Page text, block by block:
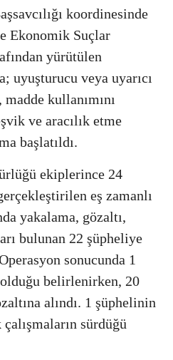
koordinesinde
Ekonomik Suçlar
yürütülen
uyuşturucu veya uyarıcı
kullanımını
ve aracılık etme
başlatıldı.
ekiplerince 24
eş zamanlı
yakalama, gözaltı,
bulunan 22 şüpheliye
sonucunda 1
belirlenirken, 20
alındı. 1 şüphelinin
sürdüğü